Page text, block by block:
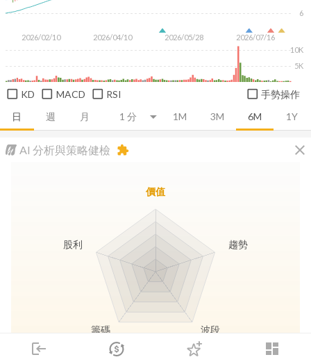
login dashboard
市場 登入
日 週 月 1M 3M 6M 1Y
2026/02/10 2026/04/10 2026/05/28 2026/07/16
6
5K
10K
KD MACD RSI 手勢操作
AI 分析與策略健檢 close
extension
價值
趨勢
波段
籌碼
股利